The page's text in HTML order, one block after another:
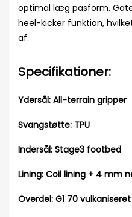
optimal læg pasform.
heel-kicker funktion,
af.
Specifikationer:
Ydersål: All-terrain gripper
Svangstøtte: TPU
Indersål: Stage3 footbed
Lining: Coil lining + 4 mm
Overdel: G1 70